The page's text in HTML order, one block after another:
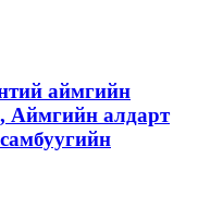
аймгийн
Аймгийн алдарт